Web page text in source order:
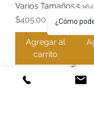
Varios Tamaños
Precio
$405.00
Agregar al
carrito
¿Cómo